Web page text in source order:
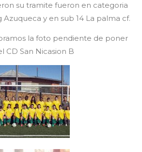
su tramite fueron en categoria
Azuqueca y en sub 14 La palma cf.
la foto pendiente de poner
CD San Nicasion B